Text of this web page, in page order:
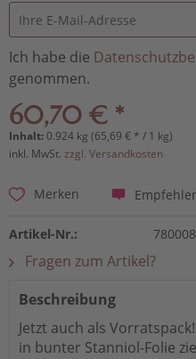
Ich habe die
genommen.
60,70 € *
Inhalt:0.924 kg (65,69 € * / 1 kg)
inkl. MwSt. zzgl. Versandkosten
Merken
Artikel-Nr.:
Fragen zum Artikel?
Beschreibung
Jetzt auch als
in bunter Stanniol-Folie